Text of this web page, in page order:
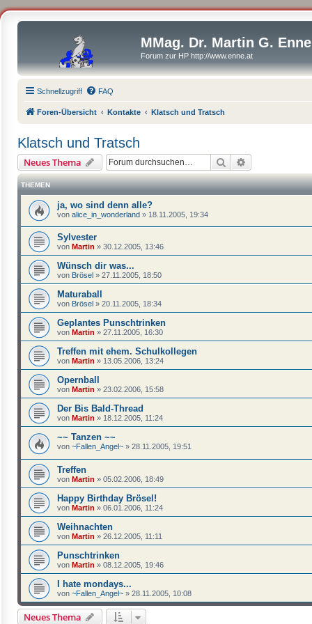
MMag. Dr. Martin G. Enne
Forum zur HP http://www.enne.at
Schnellzugriff FAQ
Foren-Übersicht Kontakte Klatsch und Tratsch
Klatsch und Tratsch
Neues Thema Suche
THEMEN
ja, wo sind denn alle?
von alice_in_wonderland » 18.11.2005, 19:34
Sylvester
von Martin » 30.12.2005, 13:46
Wünsch dir was...
von Brösel » 27.11.2005, 18:50
Maturaball
von Brösel » 20.11.2005, 18:34
Geplantes Punschtrinken
von Martin » 27.11.2005, 16:30
Treffen mit ehem. Schulkollegen
von Martin » 13.05.2006, 13:24
Opernball
von Martin » 23.02.2006, 15:58
Der Bis Bald-Thread
von Martin » 18.12.2005, 11:24
~~ Tanzen ~~
von ~Fallen_Angel~ » 28.11.2005, 19:51
Treffen
von Martin » 05.02.2006, 18:49
Happy Birthday Brösel!
von Martin » 06.01.2006, 11:24
Weihnachten
von Martin » 26.12.2005, 11:11
Punschtrinken
von Martin » 08.12.2005, 19:46
I hate mondays...
von ~Fallen_Angel~ » 28.11.2005, 10:08
Neues Thema